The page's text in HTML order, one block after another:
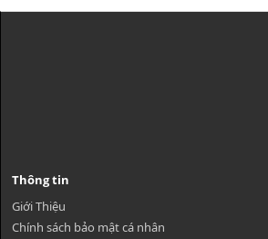
Thông tin
Giới Thiệu
Chính sách bảo mật cá nhân